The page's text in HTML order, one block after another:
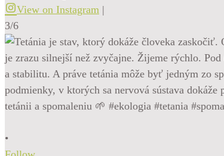
View on Instagram |
3/6
•